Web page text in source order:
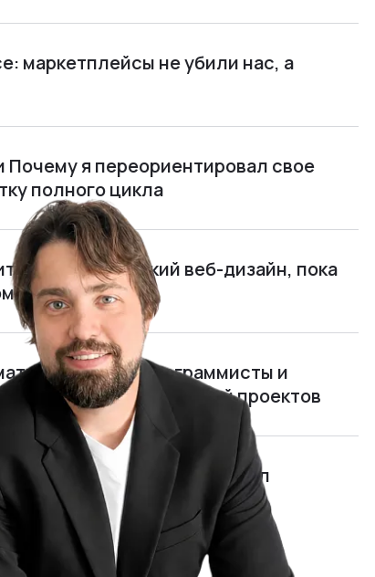
маркетплейсы не убили нас, а
Почему я переориентировал свое
полного цикла
и китайский веб-дизайн, пока
чем живут программисты и
обучать руководителей проектов
я открыл и едва не закрыл
000 $ в год